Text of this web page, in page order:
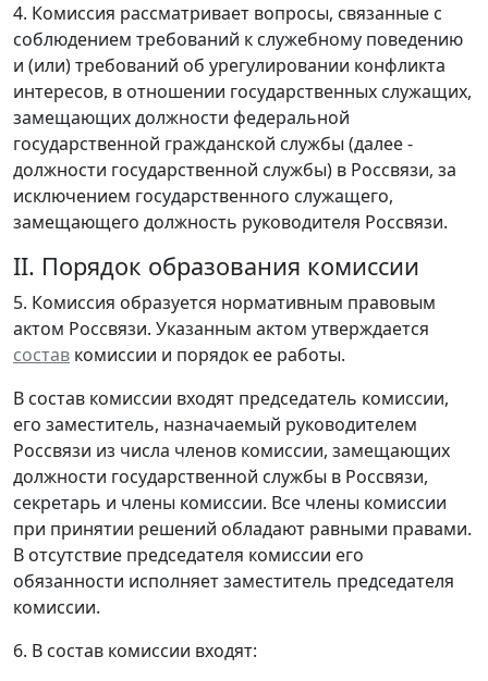
4. Комиссия рассматривает вопросы, связанные с
соблюдением требований к служебному поведению
и (или) требований об урегулировании конфликта
интересов, в отношении государственных служащих,
замещающих должности федеральной
государственной гражданской службы (далее -
должности государственной службы) в Россвязи, за
исключением государственного служащего,
замещающего должность руководителя Россвязи.
II. Порядок образования комиссии
5. Комиссия образуется нормативным правовым
актом Россвязи. Указанным актом утверждается
состав комиссии и порядок ее работы.
В состав комиссии входят председатель комиссии,
его заместитель, назначаемый руководителем
Россвязи из числа членов комиссии, замещающих
должности государственной службы в Россвязи,
секретарь и члены комиссии. Все члены комиссии
при принятии решений обладают равными правами.
В отсутствие председателя комиссии его
обязанности исполняет заместитель председателя
комиссии.
6. В состав комиссии входят: